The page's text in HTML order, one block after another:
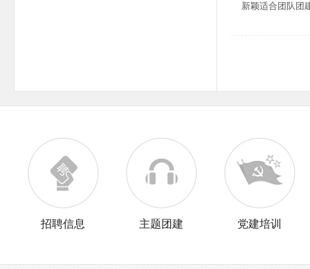
新颖适合团队团
招聘信息 主题团建 党建培训